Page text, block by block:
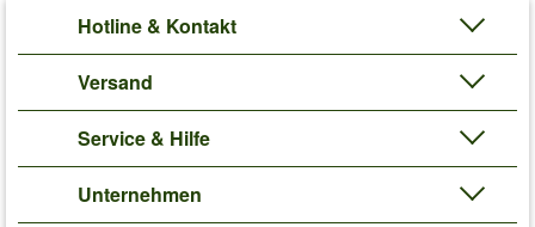
Hotline & Kontakt
Versand
Service & Hilfe
Unternehmen